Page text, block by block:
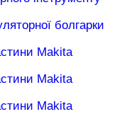
болгарки
Makita
Makita
Makita